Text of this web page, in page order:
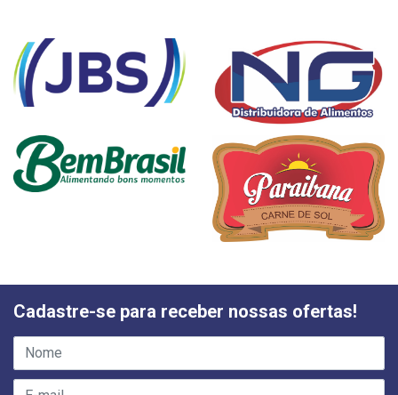
Cadastre-se para receber nossas ofertas!